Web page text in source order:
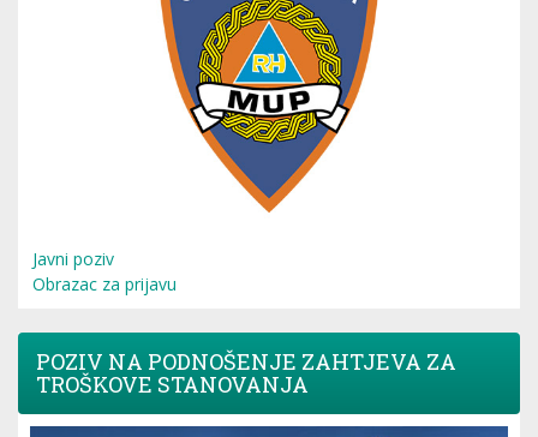
Javni poziv
Obrazac za prijavu
POZIV NA PODNOŠENJE ZAHTJEVA ZA
TROŠKOVE STANOVANJA